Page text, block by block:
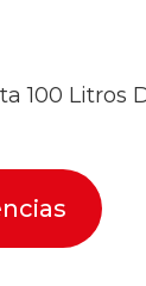
100 Litros